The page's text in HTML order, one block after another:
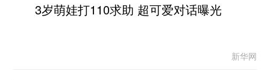
3岁萌娃打110求助 超可爱对话曝光
新华网